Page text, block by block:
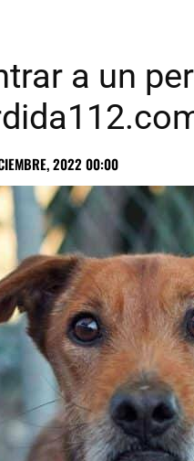
a un
2022 00:00